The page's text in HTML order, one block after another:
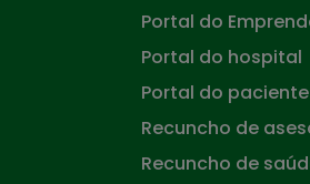
Portal do
Portal do hospital
Portal do paciente
Recuncho de
Recuncho de